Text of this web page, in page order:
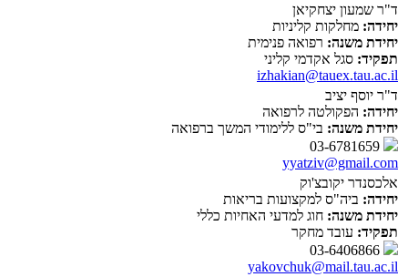
ד"ר שמעון יצחקיאן
יחידה: מחלקות קליניות
יחידת משנה: רפואה פנימית
תפקיד: סגל אקדמי קליני
izhakian@tauex.tau.ac.il
ד"ר יוסף יציב
יחידה: הפקולטה לרפואה
יחידת משנה: בי"ס ללימודי המשך ברפואה
yyatziv@gmail.com
אלכסנדר יקובצ'וק
יחידה: ביה"ס למקצועות בריאות
יחידת משנה: חוג למדעי האחיות כללי
תפקיד: עובד מחקר
yakovchuk@mail.tau.ac.il